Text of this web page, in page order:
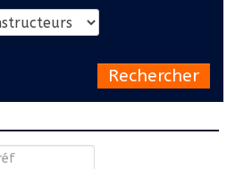
Rechercher